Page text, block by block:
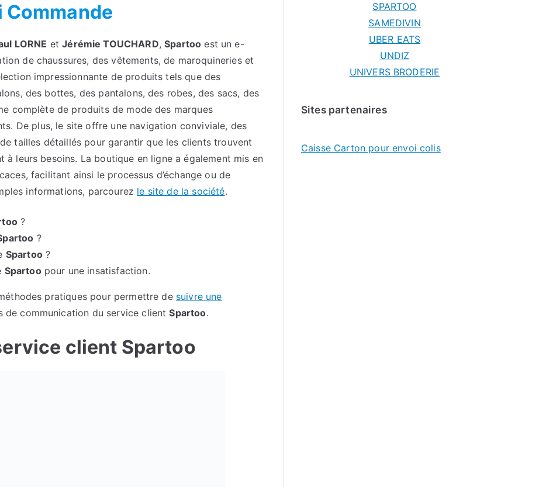
Commande
LORNE etJérémie TOUCHARD,Spartoo est un e-
de chaussures, des vêtements, de maroquineries et
impressionnante de produits tels que des
des bottes, des pantalons, des robes, des sacs, des
complète de produits de mode des marques
De plus, le site offre une navigation conviviale, des
tailles détaillés pour garantir que les clients trouvent
leurs besoins. La boutique en ligne a également mis en
facilitant ainsi le processus d’échange ou de
informations, parcourez le site de la société.
?
?
Spartoo?
Spartoopour une insatisfaction.
pratiques pour permettre de suivre une
de communication du service clientSpartoo.
client Spartoo
SPARTOO
SAMEDIVIN
UBER EATS
UNDIZ
UNIVERS BRODERIE
Sites partenaires
Caisse Carton pour envoi colis